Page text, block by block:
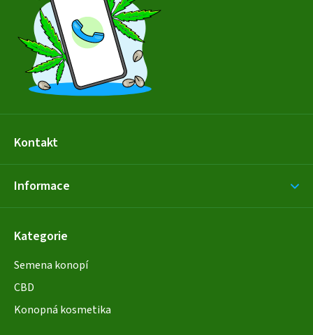
Kontakt
Informace
Kategorie
Semena konopí
CBD
Konopná kosmetika